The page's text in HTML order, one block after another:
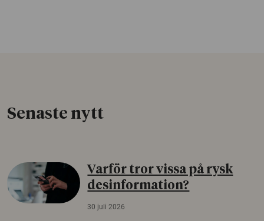
Senaste nytt
Varför tror vissa på rysk
desinformation?
30 juli 2026